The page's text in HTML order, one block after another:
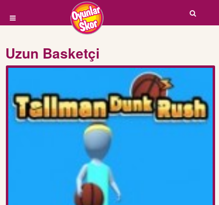
Uzun Basketçi